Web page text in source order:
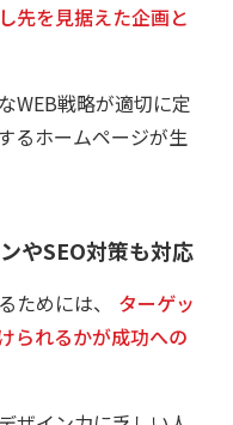
先を見据えた企画と
WEB戦略が適切に定
るホームページが生
やSEO対策も対応
ためには、
ターゲッ
られるかが成功への